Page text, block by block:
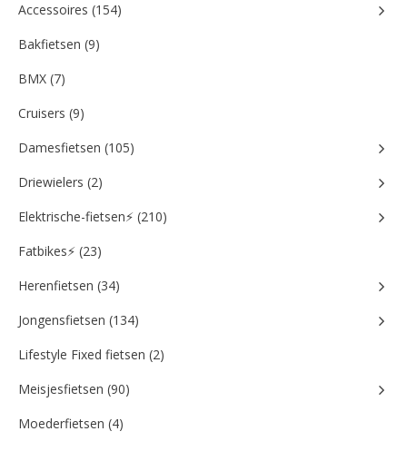
Accessoires (154)
Bakfietsen (9)
BMX (7)
Cruisers (9)
Damesfietsen (105)
Driewielers (2)
Elektrische-fietsen⚡ (210)
Fatbikes⚡ (23)
Herenfietsen (34)
Jongensfietsen (134)
Lifestyle Fixed fietsen (2)
Meisjesfietsen (90)
Moederfietsen (4)